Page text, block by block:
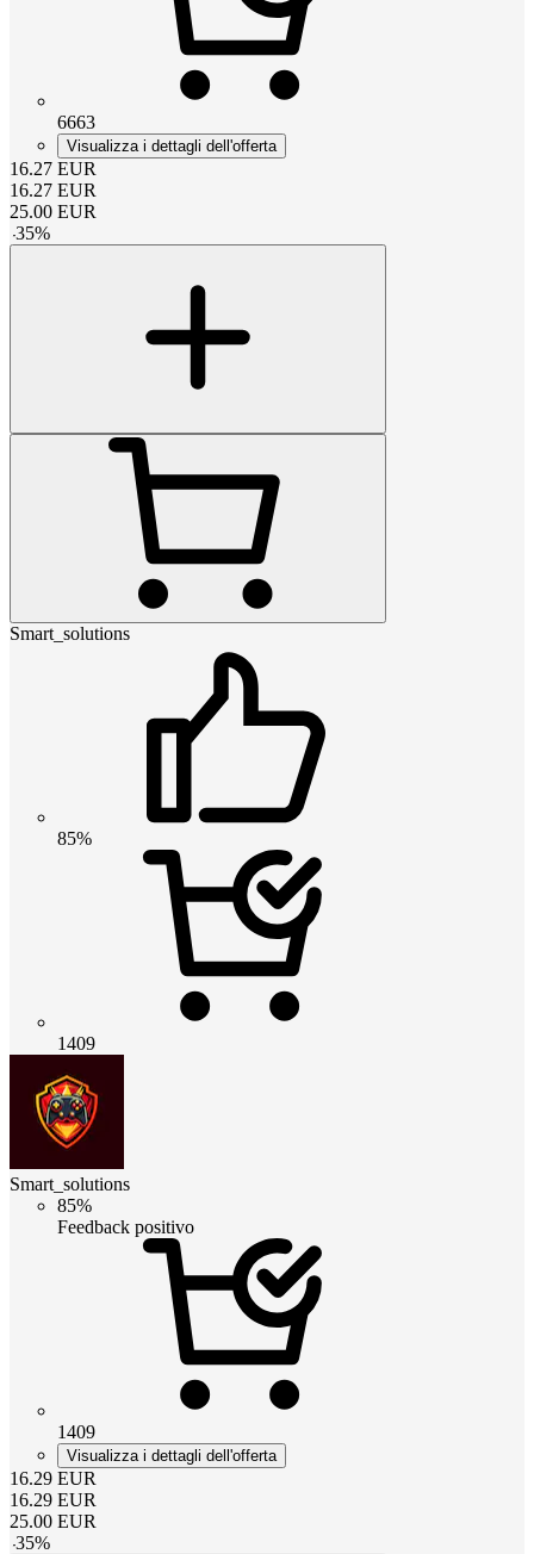
6663
Visualizza i dettagli dell'offerta
16.27 EUR
16.27 EUR
25.00 EUR
-35%
Smart_solutions
85%
1409
Smart_solutions
85%
Feedback positivo
1409
Visualizza i dettagli dell'offerta
16.29 EUR
16.29 EUR
25.00 EUR
-35%